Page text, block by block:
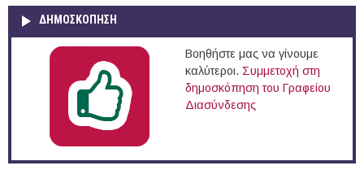
ΔΗΜΟΣΚΌΠΗΣΗ
Βοηθήστε μας να γίνουμε
καλύτεροι. Συμμετοχή στη
δημοσκόπηση του Γραφείου
Διασύνδεσης